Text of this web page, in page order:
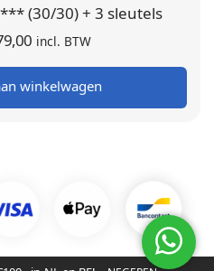
(30/30) + 3 sleutels
prijs was:
€ 89,00.
Huidige
prijs is:
€ 79,00.
incl. BTW
winkelwagen
| 2016 - 2026